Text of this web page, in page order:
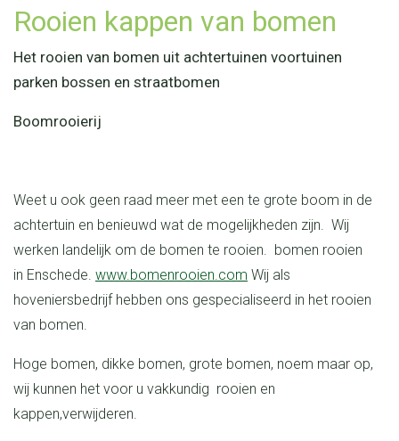
rooien kappen van bomen
Het rooien van bomen uit achtertuinen voortuinen
parken bossen en straatbomen
Boomrooierij
Weet u ook geen raad meer met een te grote boom in de
achtertuin en benieuwd wat de mogelijkheden zijn. Wij
werken landelijk om de bomen te rooien. bomen rooien
in Enschede. www.bomenrooien.com Wij als
hoveniersbedrijf hebben ons gespecialiseerd in het rooien
van bomen.
Hoge bomen, dikke bomen, grote bomen, noem maar op,
wij kunnen het voor u vakkundig rooien en
kappen,verwijderen.